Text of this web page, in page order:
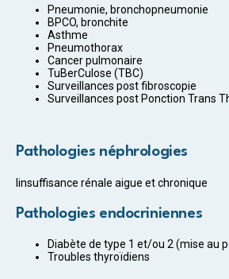
Pneumonie, bronchopneumonie
BPCO, bronchite
Asthme
Pneumothorax
Cancer pulmonaire
TuBerCulose (TBC)
Surveillances post fibroscopie
Surveillances post Ponction Trans
Pathologies néphrologies
Iinsuffisance rénale aigue et chronique
Pathologies endocriniennes
Diabète de type 1 et/ou 2 (mise au
Troubles thyroïdiens